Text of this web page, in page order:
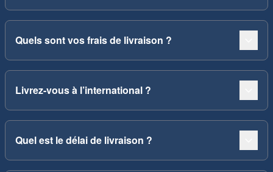
Quels sont vos frais de livraison ?
Livrez-vous à l’international ?
Quel est le délai de livraison ?